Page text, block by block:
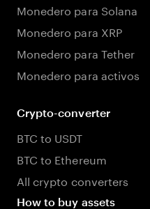
Monedero para Solana
Monedero para XRP
Monedero para Tether
Monedero para activos
Crypto-converter
BTC to USDT
BTC to Ethereum
All crypto converters
How to buy assets